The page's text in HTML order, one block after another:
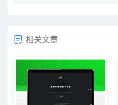
相关文章